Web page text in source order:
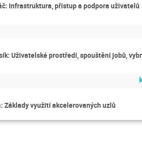
Infrastruktura, přístup a podpora uživatelů
Uživatelské prostředí, spouštění jobů,
Základy využití akcelerovaných uzlů